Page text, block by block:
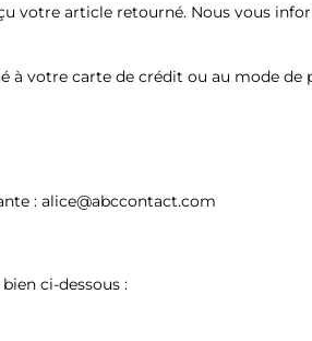
votre article retourné. Nous vous
à votre carte de crédit ou au mode de
: alice@abccontact.com
ci-dessous :